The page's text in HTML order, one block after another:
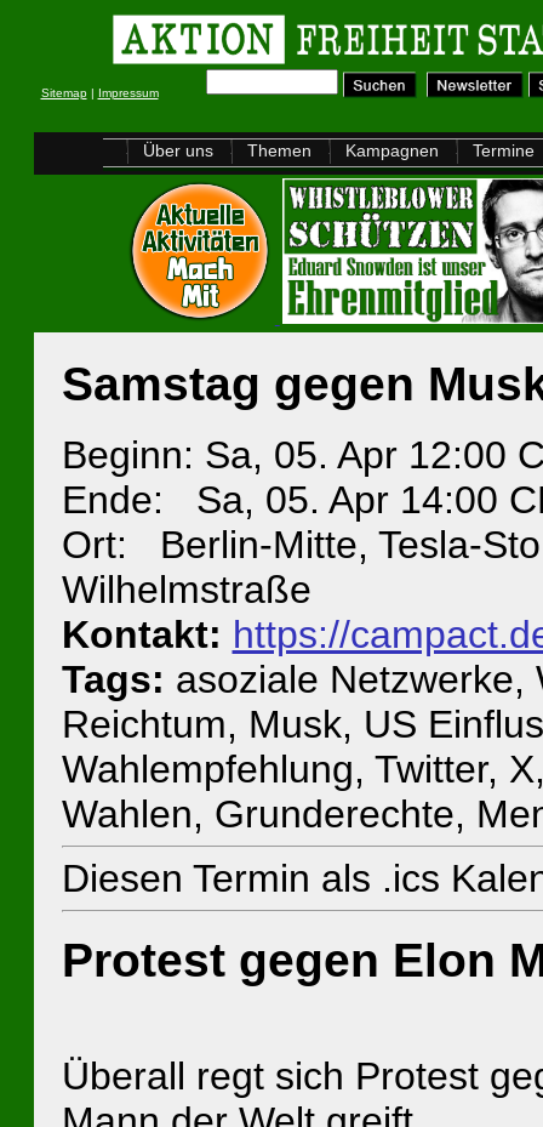
Sitemap| Impressum
Über uns Themen Kampagnen Termine
Samstag gegen
Beginn: Sa, 05. Apr 12:00
Ende: Sa, 05. Apr 14:00
Ort: Berlin-Mitte, Tesla-
Wilhelmstraße
Kontakt: https://
Tags: asoziale Netzwerke,
Reichtum, Musk, US
Wahlempfehlung, Twitter,
Wahlen, Grunderechte,
Diesen Termin als .ics
Protest gegen Elon
Überall regt sich Protest